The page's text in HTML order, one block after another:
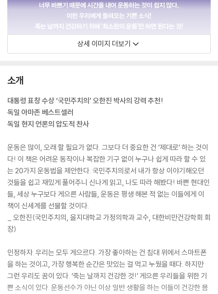
상세 이미지 더보기
소개
대통령 표창 수상 ‘국민주치의’ 오한진 박사의 강력 추천!
독일 아마존 베스트셀러
독일 현지 언론의 압도적 찬사
운동은 많이, 오래 할 필요가 없다. 그보다 더 중요한 건 ‘제대로’ 하는 것이
다! 이 책은 어려운 동작이나 복잡한 기구 없이 누구나 쉽게 따라 할 수 있
는 20가지 운동법을 제안한다. 국민주치의로서 내가 항상 이야기해오던
것들을 쉽고 재밌게 풀어주니 신나게 읽고, 나도 따라 해봤다! 바쁜 현대인
들, 세상 누구보다 게으른 사람들, 운동은 평생 해본 적 없는 이들에게 이
책이 신세계를 선물할 것이다.
_ 오한진(국민주치의, 을지대학교 가정의학과 교수, 대한비만건강학회 회
장)
인정하자. 우리는 모두 게으르다. 가장 좋아하는 건 침대 위에서 스마트폰
을 하는 것이고, 가장 행복한 순간은 맛있는 걸 먹고 누웠을 때다. 하지만
그런 우리도 꿈이 있다. ‘죽는 날까지 건강한 것!’ 게으른 우리들을 위한 기
쁜 소식이 있다. 운동선수가 아닌 이상 일반 생활을 하는 이들이 건강한 몸